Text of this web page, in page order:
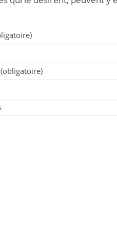
(obligatoire)